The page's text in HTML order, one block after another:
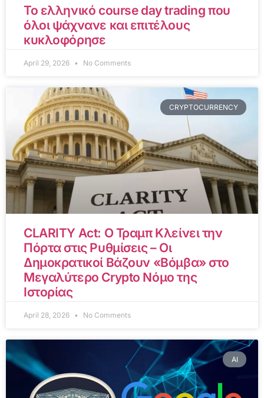
Το ελληνικό course day trading που
όλοι ψάχνανε και επιτέλους
κυκλοφόρησε
April 29, 2026 No Comments
CRYPTOCURRENCY
CLARITY Act: Ο Τραμπ Κλείνει την
Πόρτα στις Ρυθμίσεις – Οι
Δημοκρατικοί Βάζουν «Βόμβα» στο
Μεγαλύτερο Crypto Νόμο της
Ιστορίας
April 28, 2026 No Comments
AI